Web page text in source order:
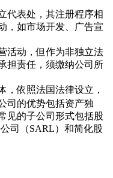
代表处，其注册程序相
，如市场开发、广告宣
活动，但作为非独立法
担责任，须缴纳公司所
，依照法国法律设立，
的优势包括资产独
见的子公司形式包括股
司（SARL）和简化股